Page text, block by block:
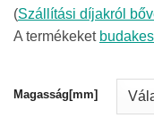
(Szállítási díjakról
A termékeket
Magasság[mm]